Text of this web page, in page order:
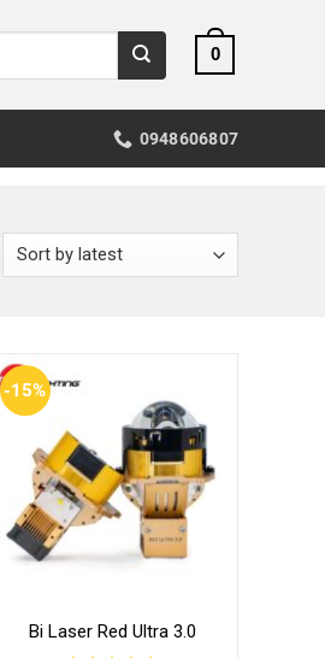
0
0948606807
-15%
Bi Laser Red Ultra 3.0